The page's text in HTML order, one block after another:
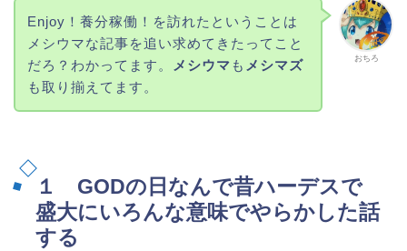
おちろ
Enjoy！養分稼働！を訪れたということは
メシウマな記事を追い求めてきたってこと
だろ？わかってます。
メシウマ も メシマズ
も取り揃えてます。
１ GODの日なんで昔ハーデスで
盛大にいろんな意味でやらかした話
する